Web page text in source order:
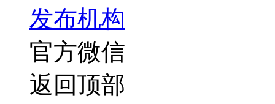
发布机构
官方微信
返回顶部